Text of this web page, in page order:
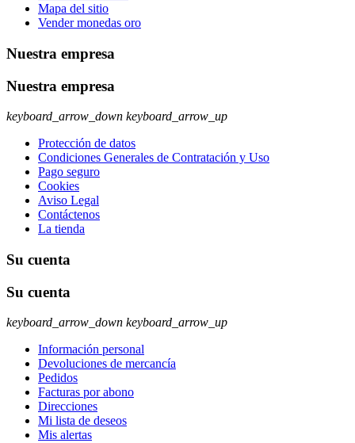
Mapa del sitio
Vender monedas oro
Nuestra empresa
Nuestra empresa
keyboard_arrow_down keyboard_arrow_up
Protección de datos
Condiciones Generales de Contratación y Uso
Pago seguro
Cookies
Aviso Legal
Contáctenos
La tienda
Su cuenta
Su cuenta
keyboard_arrow_down keyboard_arrow_up
Información personal
Devoluciones de mercancía
Pedidos
Facturas por abono
Direcciones
Mi lista de deseos
Mis alertas